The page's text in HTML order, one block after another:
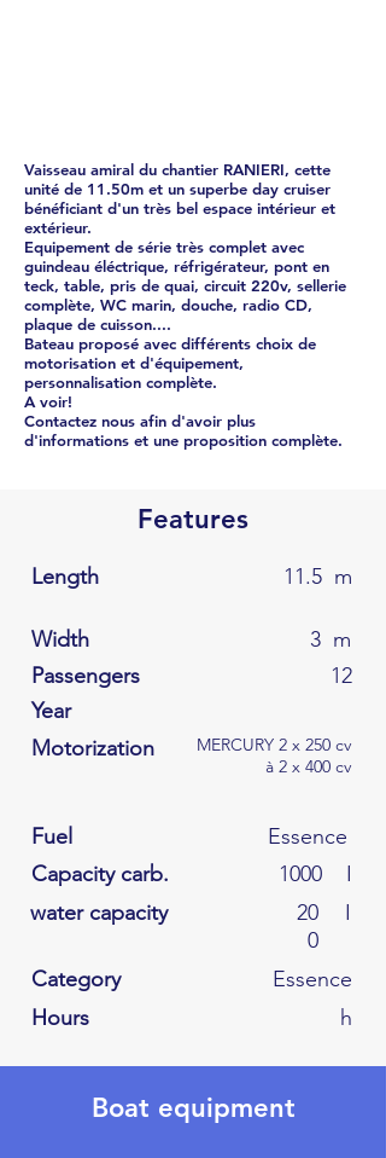
Vaisseau amiral du chantier RANIERI, cette
unité de 11.50m et un superbe day cruiser
bénéficiant d'un très bel espace intérieur et
extérieur.
Equipement de série très complet avec
guindeau éléctrique, réfrigérateur, pont en
teck, table, pris de quai, circuit 220v, sellerie
complète, WC marin, douche, radio CD,
plaque de cuisson....
Bateau proposé avec différents choix de
motorisation et d'équipement,
personnalisation complète.
A voir!
Contactez nous afin d'avoir plus
d'informations et une proposition complète.
Features
Length 11.5 m
Width 3 m
Passengers
12
Year
Motorization
MERCURY 2 x 250 cv
à 2 x 400 cv
Fuel
Essence
Capacity carb.
1000
I
water capacity
20
0
I
Category
Essence
Hours
h
Boat equipment